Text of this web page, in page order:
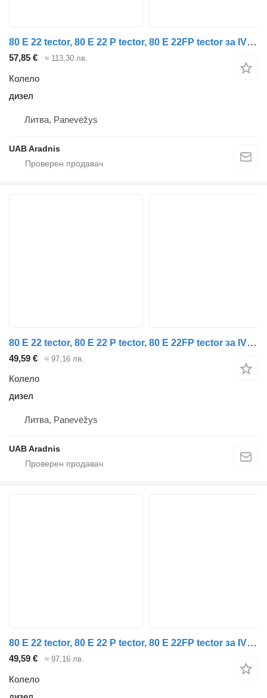
80 E 22 tector, 80 E 22 P tector, 80 E 22FP tector за IVECO EuroCargo I-III
57,85 € ≈ 113,30 лв.
Колело
дизел
Литва, Panevėžys
UAB Aradnis
80 E 22 tector, 80 E 22 P tector, 80 E 22FP tector за IVECO EuroCargo I-III
49,59 € ≈ 97,16 лв.
Колело
дизел
Литва, Panevėžys
UAB Aradnis
80 E 22 tector, 80 E 22 P tector, 80 E 22FP tector за IVECO EuroCargo I-III
49,59 € ≈ 97,16 лв.
Колело